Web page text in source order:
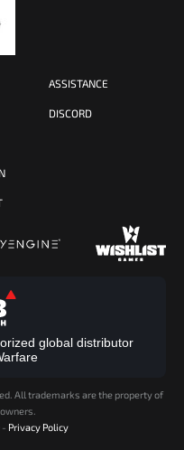
ASSISTANCE
DISCORD
global distributor
All trademarks are the property of
- Privacy Policy